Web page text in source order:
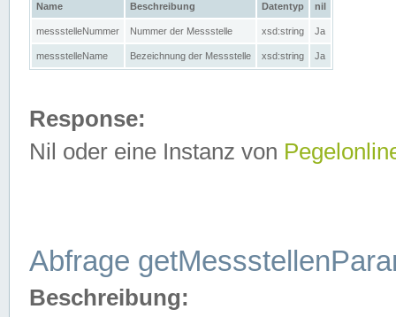
Name Beschreibung Datentyp nil
messstelleNummer Nummer der Messstelle xsd:string Ja
messstelleName Bezeichnung der Messstelle xsd:string Ja
Response:
Nil oder eine Instanz von
Abfrage
Beschreibung: